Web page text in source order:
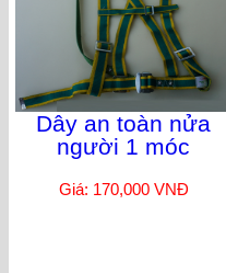
Dây an toàn nửa
người 1 móc
Giá: 170,000 VNĐ